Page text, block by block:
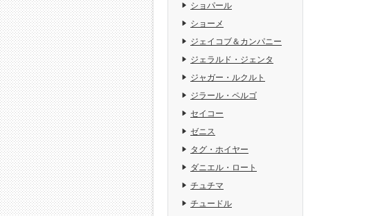
ショパール
ショーメ
ジェイコブ＆カンパニー
ジェラルド・ジェンタ
ジャガー・ルクルト
ジラール・ペルゴ
セイコー
ゼニス
タグ・ホイヤー
ダニエル・ロート
チュチマ
チュードル